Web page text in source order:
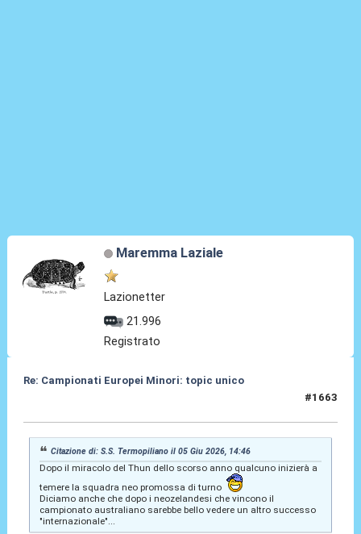
Maremma Laziale
Lazionetter
21.996
Registrato
Re: Campionati Europei Minori: topic unico
#1663
Citazione di: S.S. Termopiliano il 05 Giu 2026, 14:46
Dopo il miracolo del Thun dello scorso anno qualcuno inizierà a
temere la squadra neo promossa di turno
Diciamo anche che dopo i neozelandesi che vincono il
campionato australiano sarebbe bello vedere un altro successo
"internazionale"...